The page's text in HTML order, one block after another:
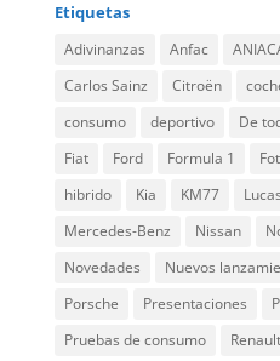
Etiquetas
Adivinanzas Anfac
Carlos Sainz
Citroën
consumo
deportivo De
Fiat
Ford Formula 1
hibrido
Kia KM77
Mercedes-Benz
Nissan
Novedades
Nuevos
Porsche
Presentaciones
Pruebas de consumo
Renault